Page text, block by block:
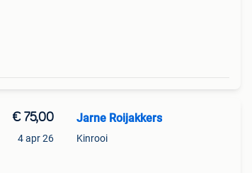
€ 75,00
4 apr 26
Jarne Roijakkers
Kinrooi